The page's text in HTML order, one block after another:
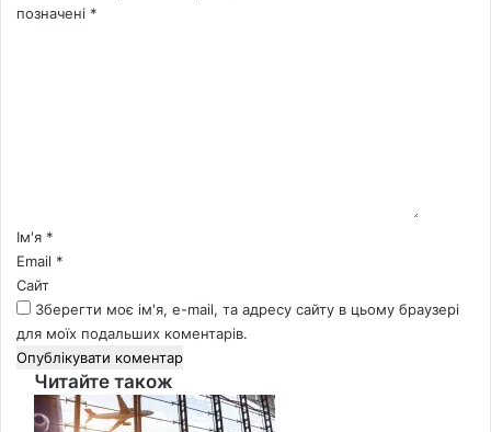
позначені *
*
Ім'я *
Email *
Сайт
Зберегти моє ім'я, e-mail, та адресу сайту в цьому браузері
для моїх подальших коментарів.
Читайте також
Close